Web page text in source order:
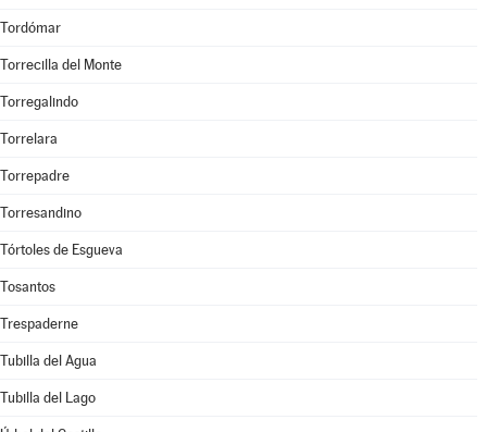
Tordómar
Torrecilla del Monte
Torregalindo
Torrelara
Torrepadre
Torresandino
Tórtoles de Esgueva
Tosantos
Trespaderne
Tubilla del Agua
Tubilla del Lago